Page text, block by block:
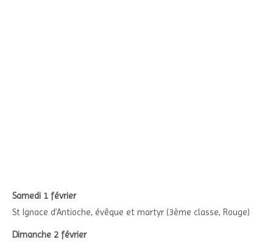
Samedi 1 février
St Ignace d’Antioche, évêque et martyr (3ème classe, Rouge)
Dimanche 2 février